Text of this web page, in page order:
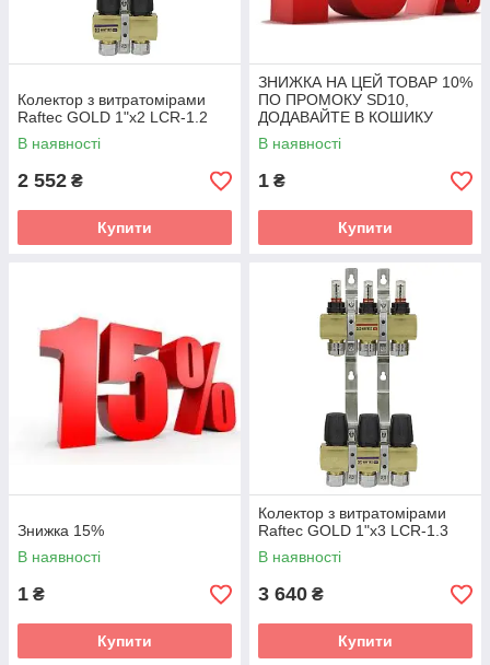
Колектор з витратомірами
Raftec GOLD 1"х2 LCR-1.2
В наявності
2 552 ₴
Купити
ЗНИЖКА НА ЦЕЙ ТОВАР 10%
ПО ПРОМОКУ SD10,
ДОДАВАЙТЕ В КОШИКУ
В наявності
1 ₴
Купити
Знижка 15%
В наявності
1 ₴
Купити
Колектор з витратомірами
Raftec GOLD 1"х3 LCR-1.3
В наявності
3 640 ₴
Купити